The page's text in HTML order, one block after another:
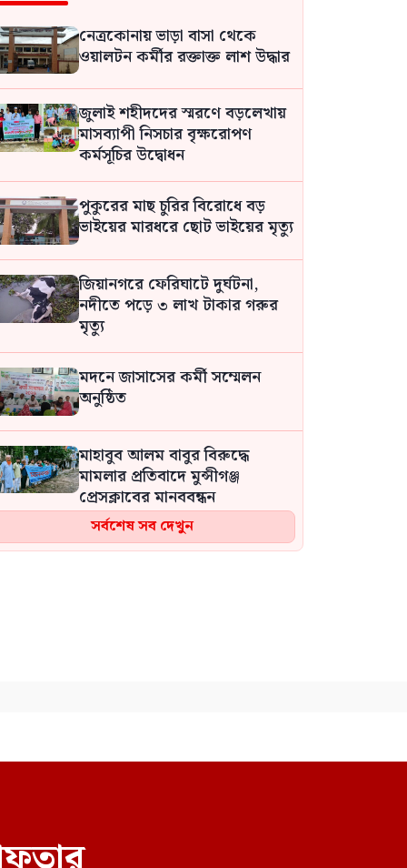
নেত্রকোনায় ভাড়া বাসা থেকে
ওয়ালটন কর্মীর রক্তাক্ত লাশ উদ্ধার
জুলাই শহীদদের স্মরণে বড়লেখায়
মাসব্যাপী নিসচার বৃক্ষরোপণ
কর্মসূচির উদ্বোধন
পুকুরের মাছ চুরির বিরোধে বড়
ভাইয়ের মারধরে ছোট ভাইয়ের মৃত্যু
জিয়ানগরে ফেরিঘাটে দুর্ঘটনা,
নদীতে পড়ে ৩ লাখ টাকার গরুর
মৃত্যু
মদনে জাসাসের কর্মী সম্মেলন
অনুষ্ঠিত
মাহাবুব আলম বাবুর বিরুদ্ধে
মামলার প্রতিবাদে মুন্সীগঞ্জ
প্রেসক্লাবের মানববন্ধন
ইবির ৪৪ শিক্ষককে নিয়ে তদন্ত,
সংসদ সদস্যকে আইনি নোটিশ
সর্বশেষ সব দেখুন